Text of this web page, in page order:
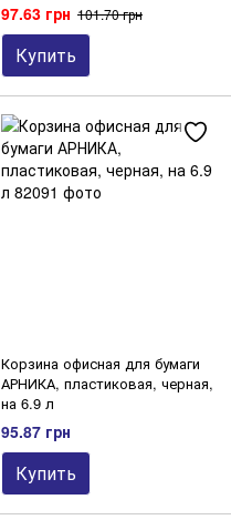
97.63 грн 101.70 грн
Купить
Корзина офисная для бумаги
АРНИКА, пластиковая, черная,
на 6.9 л
95.87 грн
Купить